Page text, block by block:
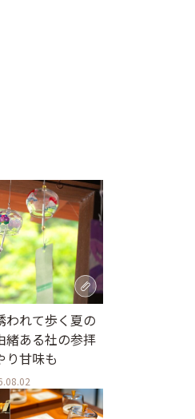
われて歩く夏の
ある社の参拝
り甘味も